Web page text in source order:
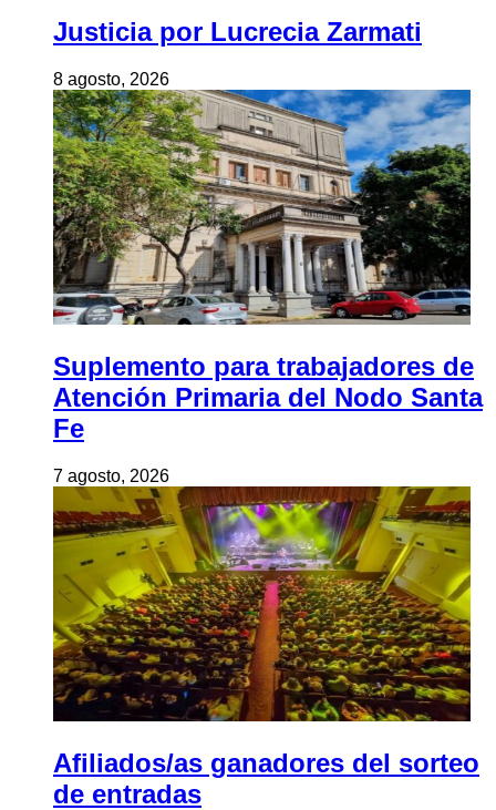
Justicia por Lucrecia Zarmati
8 agosto, 2026
Suplemento para trabajadores de
Atención Primaria del Nodo Santa
Fe
7 agosto, 2026
Afiliados/as ganadores del sorteo
de entradas